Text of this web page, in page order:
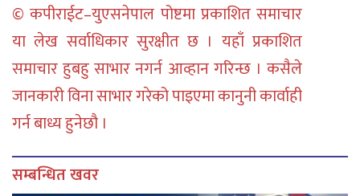
© कपीराईट–युएसनेपाल पोष्टमा प्रकाशित समाचार
या लेख सर्वाधिकार सुरक्षीत छ । यहाँ प्रकाशित
समाचार हुबहु साभार नगर्न आव्हान गरिन्छ । कसैले
जानकारी विना साभार गरेको पाइएमा कानुनी कार्वाही
गर्न बाध्य हुनेछौ ।
सम्बन्धित खवर